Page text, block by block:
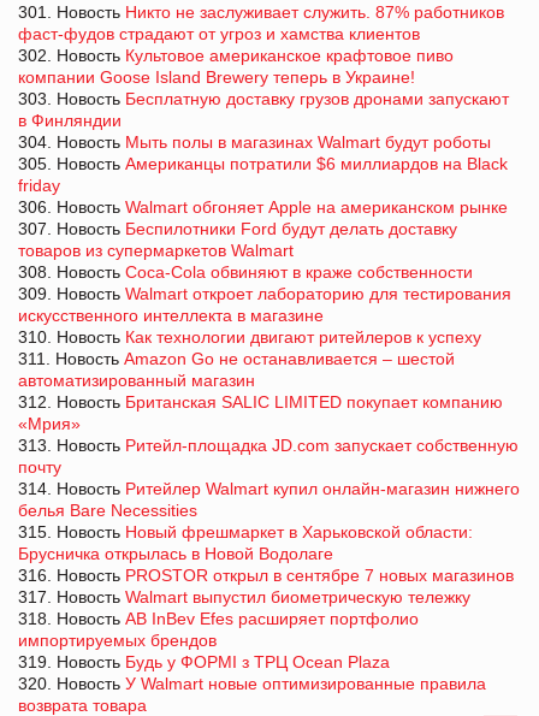
301. Новость Никто не заслуживает служить. 87% работников
фаст-фудов страдают от угроз и хамства клиентов
302. Новость Культовое американское крафтовое пиво
компании Goose Island Brewery теперь в Украине!
303. Новость Бесплатную доставку грузов дронами запускают
в Финляндии
304. Новость Мыть полы в магазинах Walmart будут роботы
305. Новость Американцы потратили $6 миллиардов на Black
friday
306. Новость Walmart обгоняет Apple на американском рынке
307. Новость Беспилотники Ford будут делать доставку
товаров из супермаркетов Walmart
308. Новость Coca-Cola обвиняют в краже собственности
309. Новость Walmart откроет лабораторию для тестирования
искусственного интеллекта в магазине
310. Новость Как технологии двигают ритейлеров к успеху
311. Новость Amazon Go не останавливается – шестой
автоматизированный магазин
312. Новость Британская SALIC LIMITED покупает компанию
«Мрия»
313. Новость Ритейл-площадка JD.com запускает собственную
почту
314. Новость Ритейлер Walmart купил онлайн-магазин нижнего
белья Bare Necessities
315. Новость Новый фрешмаркет в Харьковской области:
Брусничка открылась в Новой Водолаге
316. Новость PROSTOR открыл в сентябре 7 новых магазинов
317. Новость Walmart выпустил биометрическую тележку
318. Новость AB InBev Efes расширяет портфолио
импортируемых брендов
319. Новость Будь у ФОРМІ з ТРЦ Ocean Plaza
320. Новость У Walmart новые оптимизированные правила
возврата товара